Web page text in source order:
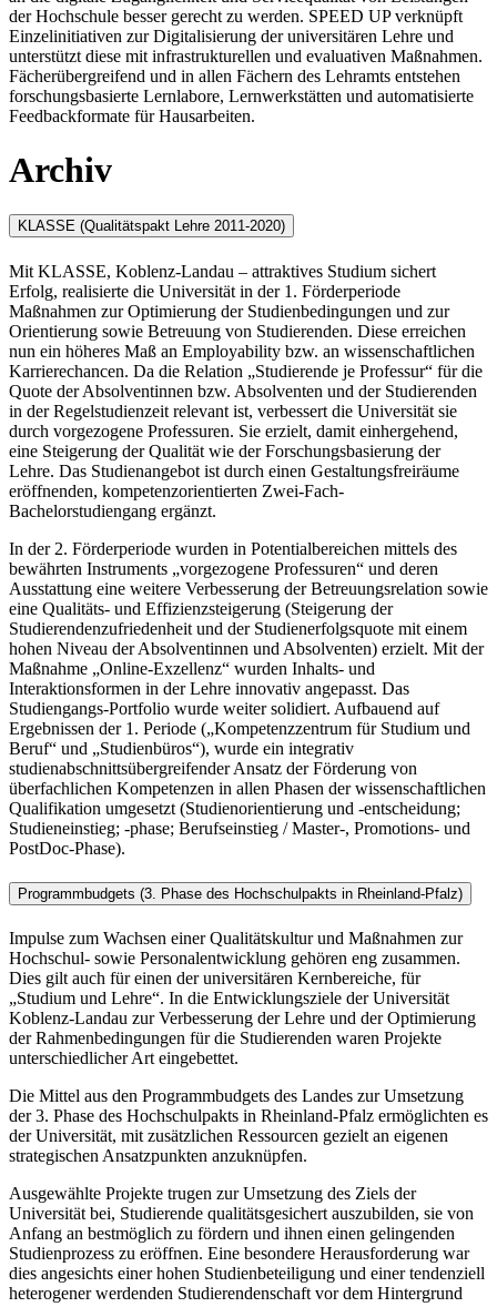
der Hochschule besser gerecht zu werden. SPEED UP verknüpft
Einzelinitiativen zur Digitalisierung der universitären Lehre und
unterstützt diese mit infrastrukturellen und evaluativen Maßnahmen.
Fächerübergreifend und in allen Fächern des Lehramts entstehen
forschungsbasierte Lernlabore, Lernwerkstätten und automatisierte
Feedbackformate für Hausarbeiten.
Archiv
KLASSE (Qualitätspakt Lehre 2011-2020)
Mit KLASSE, Koblenz-Landau – attraktives Studium sichert
Erfolg, realisierte die Universität in der 1. Förderperiode
Maßnahmen zur Optimierung der Studienbedingungen und zur
Orientierung sowie Betreuung von Studierenden. Diese erreichen
nun ein höheres Maß an Employability bzw. an wissenschaftlichen
Karrierechancen. Da die Relation „Studierende je Professur“ für die
Quote der Absolventinnen bzw. Absolventen und der Studierenden
in der Regelstudienzeit relevant ist, verbessert die Universität sie
durch vorgezogene Professuren. Sie erzielt, damit einhergehend,
eine Steigerung der Qualität wie der Forschungsbasierung der
Lehre. Das Studienangebot ist durch einen Gestaltungsfreiräume
eröffnenden, kompetenzorientierten Zwei-Fach-
Bachelorstudiengang ergänzt.
In der 2. Förderperiode wurden in Potentialbereichen mittels des
bewährten Instruments „vorgezogene Professuren“ und deren
Ausstattung eine weitere Verbesserung der Betreuungsrelation sowie
eine Qualitäts- und Effizienzsteigerung (Steigerung der
Studierendenzufriedenheit und der Studienerfolgsquote mit einem
hohen Niveau der Absolventinnen und Absolventen) erzielt. Mit der
Maßnahme „Online-Exzellenz“ wurden Inhalts- und
Interaktionsformen in der Lehre innovativ angepasst. Das
Studiengangs-Portfolio wurde weiter solidiert. Aufbauend auf
Ergebnissen der 1. Periode („Kompetenzzentrum für Studium und
Beruf“ und „Studienbüros“), wurde ein integrativ
studienabschnittsübergreifender Ansatz der Förderung von
überfachlichen Kompetenzen in allen Phasen der wissenschaftlichen
Qualifikation umgesetzt (Studienorientierung und -entscheidung;
Studieneinstieg; -phase; Berufseinstieg / Master-, Promotions- und
PostDoc-Phase).
Programmbudgets (3. Phase des Hochschulpakts in Rheinland-Pfalz)
Impulse zum Wachsen einer Qualitätskultur und Maßnahmen zur
Hochschul- sowie Personalentwicklung gehören eng zusammen.
Dies gilt auch für einen der universitären Kernbereiche, für
„Studium und Lehre“. In die Entwicklungsziele der Universität
Koblenz-Landau zur Verbesserung der Lehre und der Optimierung
der Rahmenbedingungen für die Studierenden waren Projekte
unterschiedlicher Art eingebettet.
Die Mittel aus den Programmbudgets des Landes zur Umsetzung
der 3. Phase des Hochschulpakts in Rheinland-Pfalz ermöglichten es
der Universität, mit zusätzlichen Ressourcen gezielt an eigenen
strategischen Ansatzpunkten anzuknüpfen.
Ausgewählte Projekte trugen zur Umsetzung des Ziels der
Universität bei, Studierende qualitätsgesichert auszubilden, sie von
Anfang an bestmöglich zu fördern und ihnen einen gelingenden
Studienprozess zu eröffnen. Eine besondere Herausforderung war
dies angesichts einer hohen Studienbeteiligung und einer tendenziell
heterogener werdenden Studierendenschaft vor dem Hintergrund